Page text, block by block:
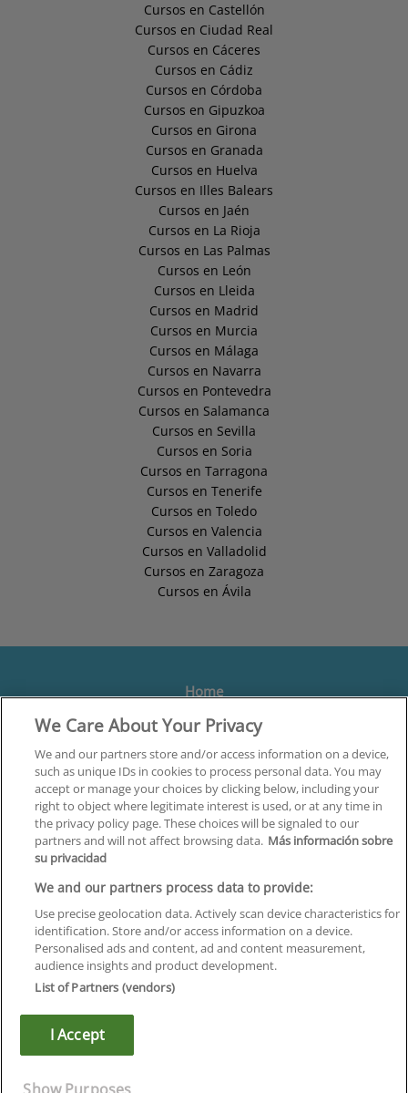
Cursos en Castellón
Cursos en Ciudad Real
Cursos en Cáceres
Cursos en Cádiz
Cursos en Córdoba
Cursos en Gipuzkoa
Cursos en Girona
Cursos en Granada
Cursos en Huelva
Cursos en Illes Balears
Cursos en Jaén
Cursos en La Rioja
Cursos en Las Palmas
Cursos en León
Cursos en Lleida
Cursos en Madrid
Cursos en Murcia
Cursos en Málaga
Cursos en Navarra
Cursos en Pontevedra
Cursos en Salamanca
Cursos en Sevilla
Cursos en Soria
Cursos en Tarragona
Cursos en Tenerife
Cursos en Toledo
Cursos en Valencia
Cursos en Valladolid
Cursos en Zaragoza
Cursos en Ávila
Home
Formación
Centros
Orientación
Quiénes somos
Contacta
Aviso Legal
Política de Privacidad
Política de Cookies
Canal Ético
Infoempleo
We Care About Your Privacy
We and our partners store and/or access information on a device,
such as unique IDs in cookies to process personal data. You may
accept or manage your choices by clicking below, including your
right to object where legitimate interest is used, or at any time in
the privacy policy page. These choices will be signaled to our
partners and will not affect browsing data. Más información sobre
su privacidad
We and our partners process data to provide:
Use precise geolocation data. Actively scan device characteristics for
identification. Store and/or access information on a device.
Personalised ads and content, ad and content measurement,
audience insights and product development.
List of Partners (vendors)
I Accept